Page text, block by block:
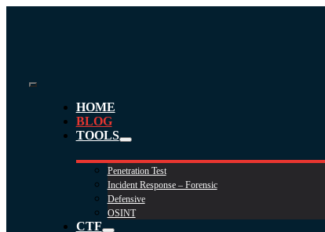
Toggle
Navigation
HOME
BLOG
TOOLS
Penetration Test
Incident Response – Forensic
Defensive
OSINT
CTF